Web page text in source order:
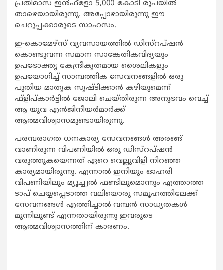
പ്രതിമാസ ഇന്‍ഫ്‌ളോ 5,000 കോടി രൂപയില്‍
താഴെയായിരുന്നു. അപ്പോഴായിരുന്നു ഈ
ചെറുപ്പക്കാരുടെ സാഹസം.
ഇ-കൊമേഴ്സ് വ്യവസായത്തില്‍ ഡിസ്‌റപ്ഷന്‍
കൊണ്ടുവന്ന സമാന സാങ്കേതികവിദ്യയും
ഉപഭോക്തൃ കേന്ദ്രീകൃതമായ ശൈലികളും
ഉപയോഗിച്ച് സാമ്പത്തിക സേവനങ്ങളില്‍ ഒരു
പുതിയ മാതൃക സൃഷ്ടിക്കാന്‍ കഴിയുമെന്ന്
ഫ്‌ളിപ്കാര്‍ട്ടില്‍ ജോലി ചെയ്തിരുന്ന അനുഭവം വെച്ച്
ആ യുവ എന്‍ജിനീയര്‍മാര്‍ക്ക്
ആത്മവിശ്വാസമുണ്ടായിരുന്നു.
പരമ്പരാഗത ധനകാര്യ സേവനങ്ങള്‍ അരങ്ങ്
വാണിരുന്ന വിപണിയില്‍ ഒരു ഡിസ്‌റപ്ഷന്‍
വരുത്തുകയെന്നത് ഏറെ വെല്ലുവിളി നിറഞ്ഞ
കാര്യമായിരുന്നു. എന്നാല്‍ ഇനിയും ഓഹരി
വിപണിയിലും മ്യൂച്ച്വല്‍ ഫണ്ടിലുമൊന്നും എത്താത്ത
ടാപ് ചെയ്യപ്പെടാത്ത വലിയൊരു സമൂഹത്തിലേക്ക്
സേവനങ്ങള്‍ എത്തിച്ചാല്‍ വമ്പന്‍ സാധ്യതകള്‍
മുന്നിലുണ്ട് എന്നതായിരുന്നു ഇവരുടെ
ആത്മവിശ്വാസത്തിന് കാരണം.